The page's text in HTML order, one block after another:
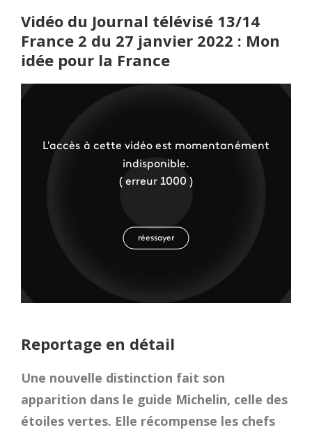
Vidéo du Journal télévisé 13/14
France 2 du 27 janvier 2022 : Mon
idée pour la France
Reportage en détail
Une nouvelle distinction fait son
apparition dans le guide Michelin, celle des
étoiles vertes. Elle récompense les chefs